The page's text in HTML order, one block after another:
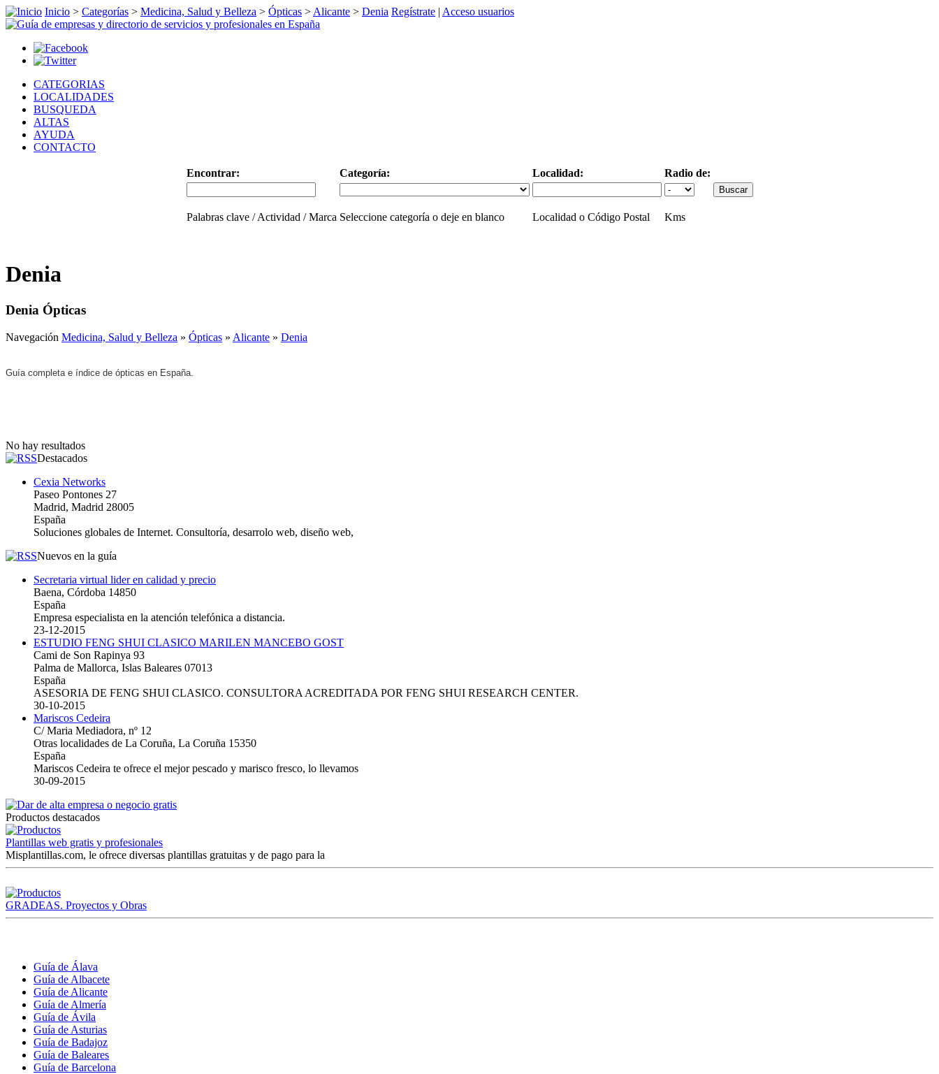
Inicio > Categorías > Medicina, Salud y Belleza > Ópticas > Alicante > Denia Regístrate | Acceso usuarios
CATEGORIAS
LOCALIDADES
BUSQUEDA
ALTAS
AYUDA
CONTACTO
Encontrar: Categoría: Localidad: Radio de:
Palabras clave / Actividad / Marca Seleccione categoría o deje en blanco Localidad o Código Postal Kms
Denia
Denia Ópticas
Navegación Medicina, Salud y Belleza » Ópticas » Alicante » Denia
Guía completa e índice de ópticas en España.
No hay resultados
Destacados
Cexia Networks
Paseo Pontones 27
Madrid, Madrid 28005
España
Soluciones globales de Internet. Consultoría, desarrolo web, diseño web,
Nuevos en la guía
Secretaria virtual lider en calidad y precio
Baena, Córdoba 14850
España
Empresa especialista en la atención telefónica a distancia.
23-12-2015
ESTUDIO FENG SHUI CLASICO MARILEN MANCEBO GOST
Cami de Son Rapinya 93
Palma de Mallorca, Islas Baleares 07013
España
ASESORIA DE FENG SHUI CLASICO. CONSULTORA ACREDITADA POR FENG SHUI RESEARCH CENTER.
30-10-2015
Mariscos Cedeira
C/ Maria Mediadora, nº 12
Otras localidades de La Coruña, La Coruña 15350
España
Mariscos Cedeira te ofrece el mejor pescado y marisco fresco, lo llevamos
30-09-2015
Productos destacados
Plantillas web gratis y profesionales
Misplantillas.com, le ofrece diversas plantillas gratuitas y de pago para la
GRADEAS. Proyectos y Obras
Guía de Álava
Guía de Albacete
Guía de Alicante
Guía de Almería
Guía de Ávila
Guía de Asturias
Guía de Badajoz
Guía de Baleares
Guía de Barcelona